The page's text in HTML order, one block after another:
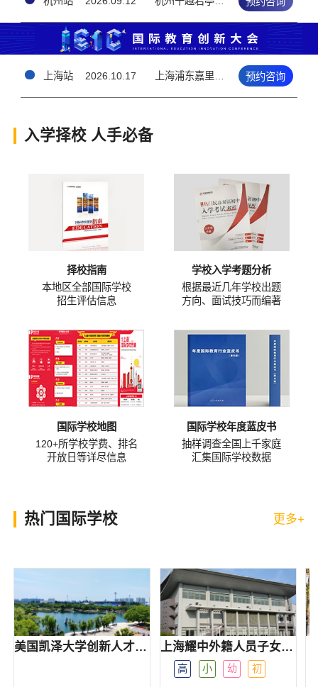
上海站 2026.10.17 上海浦东嘉里大酒店3F（上海浦东新区花木路1388号） 预约咨询
入学择校 人手必备
择校指南
本地区全部国际学校
招生评估信息
学校入学考题分析
根据最近几年学校出题
方向、面试技巧而编著
国际学校地图
120+所学校学费、排名
开放日等详尽信息
国际学校年度蓝皮书
抽样调查全国上千家庭
汇集国际学校数据
更多+
热门国际学校
美国凯泽大学创新人才协培计划(KEIT项目） 上海耀中外籍人员子女学校
高 小 幼 初